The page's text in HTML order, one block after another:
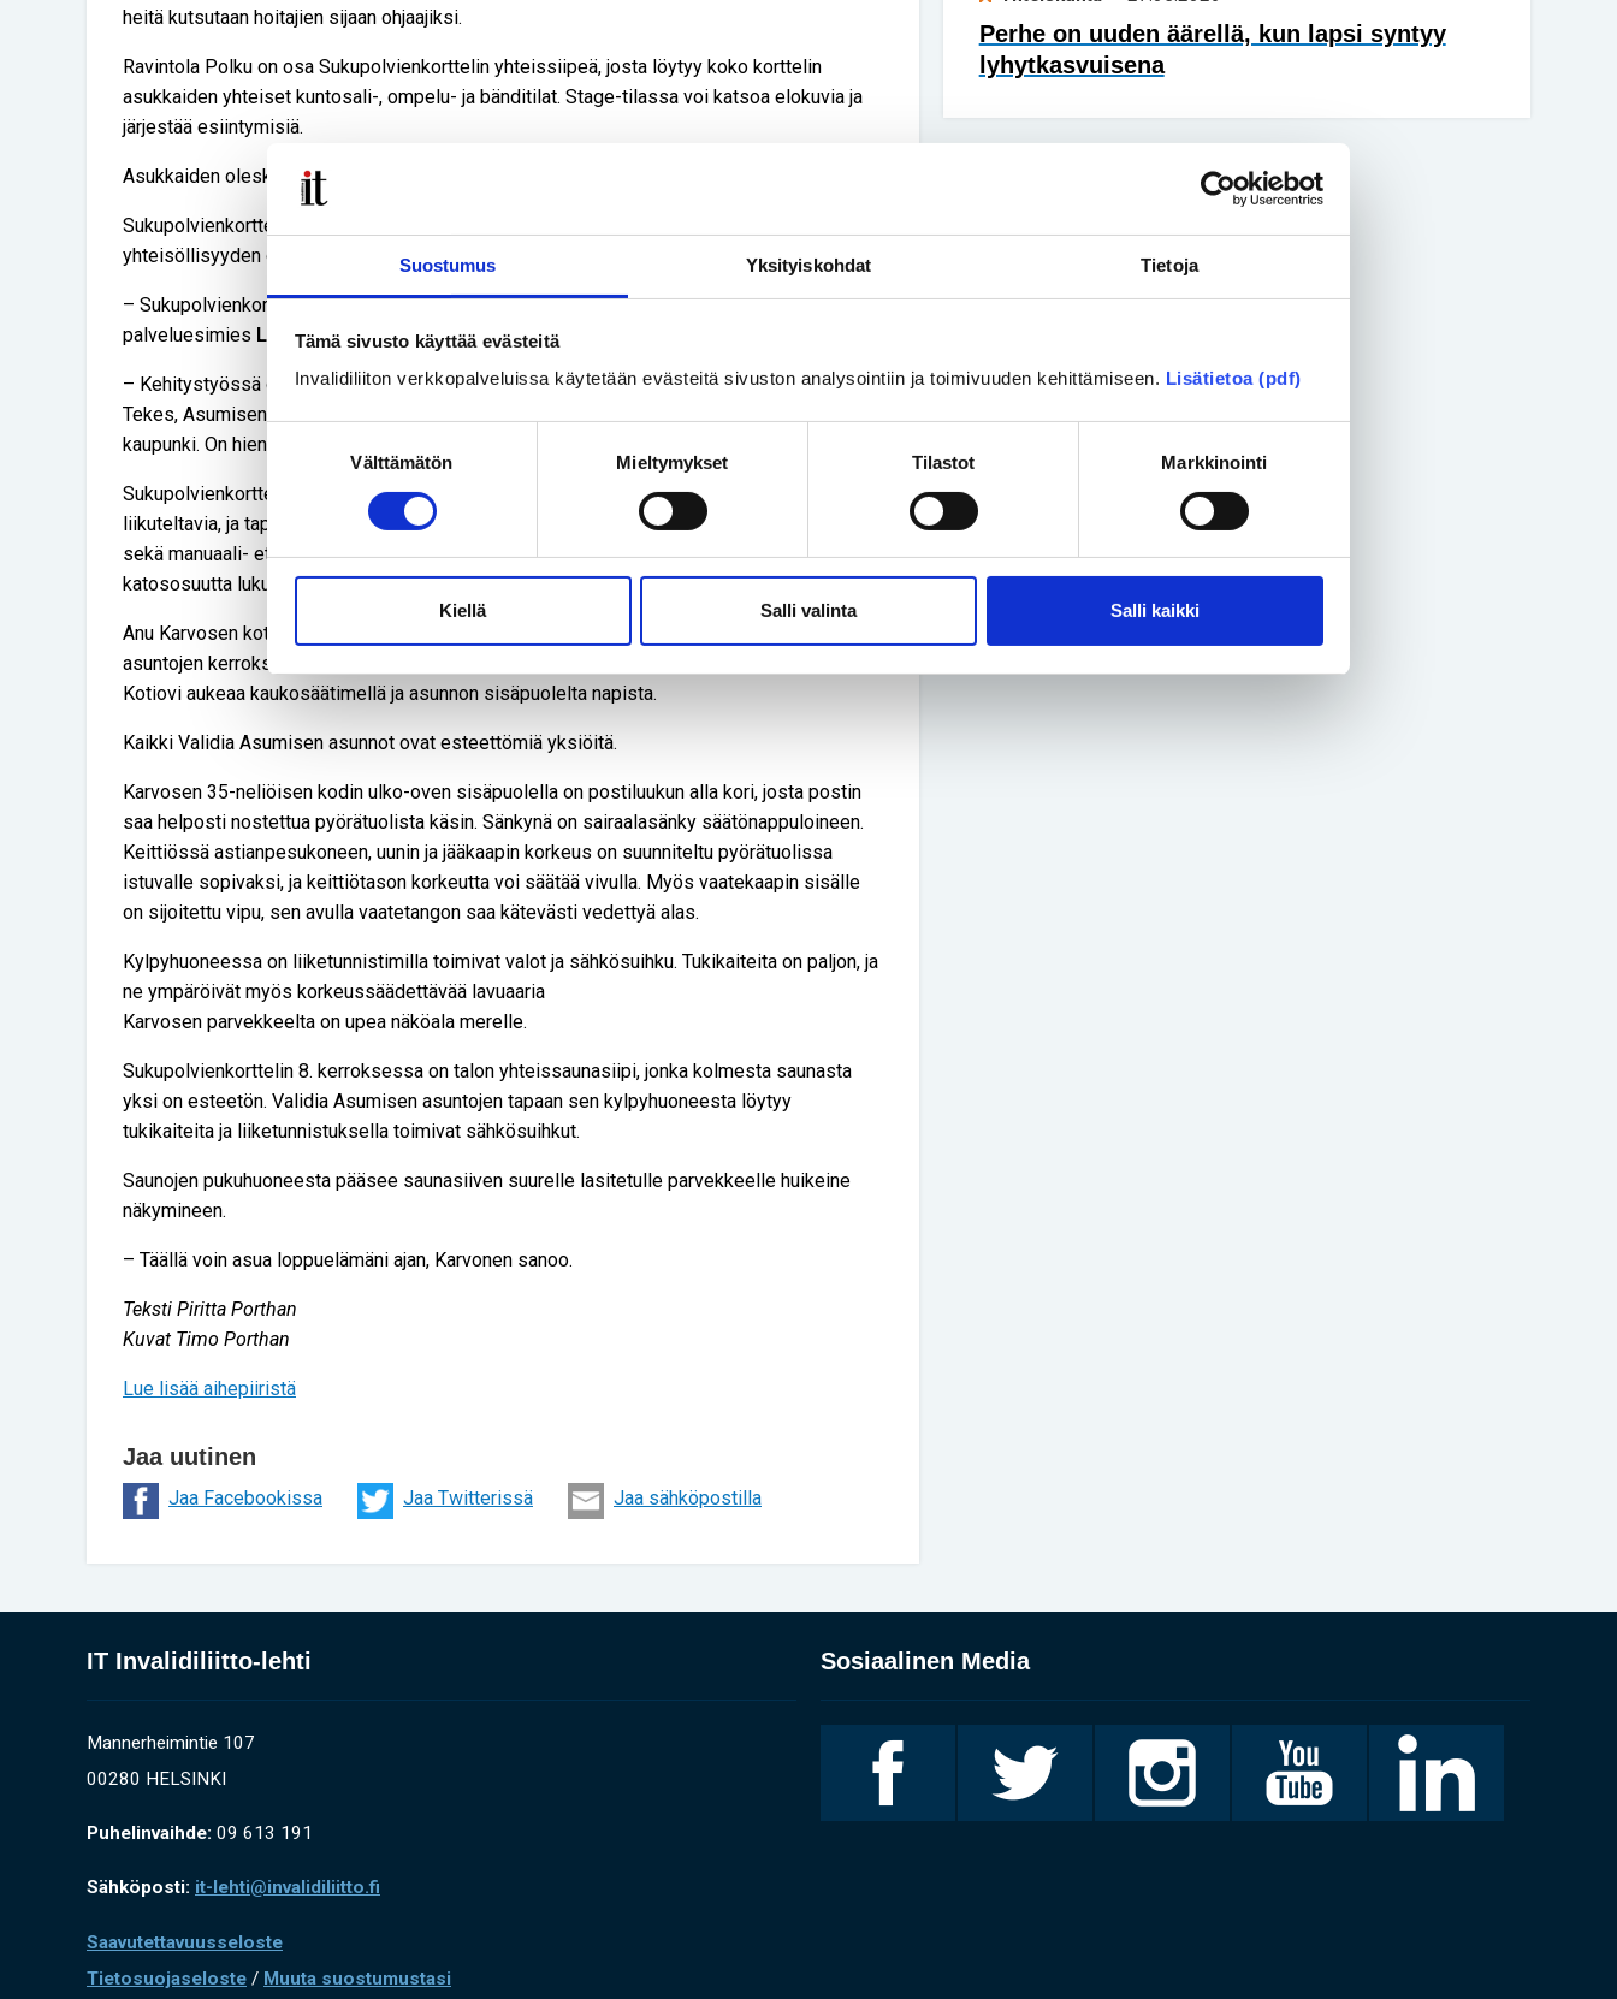
Suostumus Yksityiskohdat Tietoja
Tämä sivusto käyttää evästeitä
Invalidiliiton verkkopalveluissa käytetään evästeitä sivuston analysointiin ja toimivuuden kehittämiseen. Lisätietoa (pdf)
Välttämätön Mieltymykset Tilastot Markkinointi
Kiellä Salli valinta Salli kaikki
heitä kutsutaan hoitajien sijaan ohjaajiksi.
Ravintola Polku on osa Sukupolvienkorttelin yhteissiipeä, josta löytyy koko korttelin
asukkaiden yhteiset kuntosali-, ompelu- ja bänditilat. Stage-tilassa voi katsoa elokuvia ja
järjestää esiintymisiä.
Asukkaiden oleskelutila keittiöineen on vapaassa käytössä yhdessäoloon.
Sukupolvienkortteli edustaa uudenlaista ja erilaista asumista ennen kaikkea
yhteisöllisyyden osalta. Se kokoaa ihmisiä eri ikä- ja elämänvaiheista samaan yhteisöön.
– Sukupolvienkorttelia suunniteltiin viisi vuotta, Jätkäsaaren Validia-asuntojen
palveluesimies Laura Tolkkinensanoo.
– Kehitystyössä ovat olleet mukana monialaisen yritysjoukon lisäksi Aalto-yliopisto,
Tekes, Asumisen rahoitus- ja kehittämiskeskus ARA, Ympäristöministeriö ja Helsingin
kaupunki. On hienoa, että myös vammaiset pääsivät tänne asumaan.
Sukupolvienkortteli on suunniteltu mahdollisimman esteettömäksi. Huonekalut ovat
liikuteltavia, ja tapahtumissa asukkaat auttavat toisiaan. Yhteistiloissa pääsee liikkumaan
sekä manuaali- että sähköpyörätuolilla, ja korttelin ympäri kulkee esteetön reitti lyhyttä
katososuutta lukuun ottamatta kokonaan sisätiloissa.
Anu Karvosen kotikerroksessa hissi avautuu leveään käytävään. Validia Asumisen
asuntojen kerroksissa käytävät ovat tilavia, ja niiden reunoilta löytyy tukikaiteita ja istuimia.
Kotiovi aukeaa kaukosäätimellä ja asunnon sisäpuolelta napista.
Kaikki Validia Asumisen asunnot ovat esteettömiä yksiöitä.
Karvosen 35-neliöisen kodin ulko-oven sisäpuolella on postiluukun alla kori, josta postin
saa helposti nostettua pyörätuolista käsin. Sänkynä on sairaalasänky säätönappuloineen.
Keittiössä astianpesukoneen, uunin ja jääkaapin korkeus on suunniteltu pyörätuolissa
istuvalle sopivaksi, ja keittiötason korkeutta voi säätää vivulla. Myös vaatekaapin sisälle
on sijoitettu vipu, sen avulla vaatetangon saa kätevästi vedettyä alas.
Kylpyhuoneessa on liiketunnistimilla toimivat valot ja sähkösuihku. Tukikaiteita on paljon, ja
ne ympäröivät myös korkeussäädettävää lavuaaria
Karvosen parvekkeelta on upea näköala merelle.
Sukupolvienkorttelin 8. kerroksessa on talon yhteissaunasiipi, jonka kolmesta saunasta
yksi on esteetön. Validia Asumisen asuntojen tapaan sen kylpyhuoneesta löytyy
tukikaiteita ja liiketunnistuksella toimivat sähkösuihkut.
Saunojen pukuhuoneesta pääsee saunasiiven suurelle lasitetulle parvekkeelle huikeine
näkymineen.
– Täällä voin asua loppuelämäni ajan, Karvonen sanoo.
Teksti Piritta Porthan
Kuvat Timo Porthan
Lue lisää aihepiiristä
Jaa uutinen
Jaa Facebookissa Jaa Twitterissä Jaa sähköpostilla
Perhe on uuden äärellä, kun lapsi syntyy
lyhytkasvuisena
IT Invalidiliitto-lehti
Mannerheimintie 107
00280 HELSINKI
Puhelinvaihde: 09 613 191
Sähköposti: it-lehti@invalidiliitto.fi
Saavutettavuusseloste
Tietosuojaseloste / Muuta suostumustasi
Sosiaalinen Media
Invalidiliitto
Facebookissa
Invalidiliitto
Twitterissä
Invalidiliitto
Instagramissa
Invalidiliitto
Youtubessa
LinkedIn